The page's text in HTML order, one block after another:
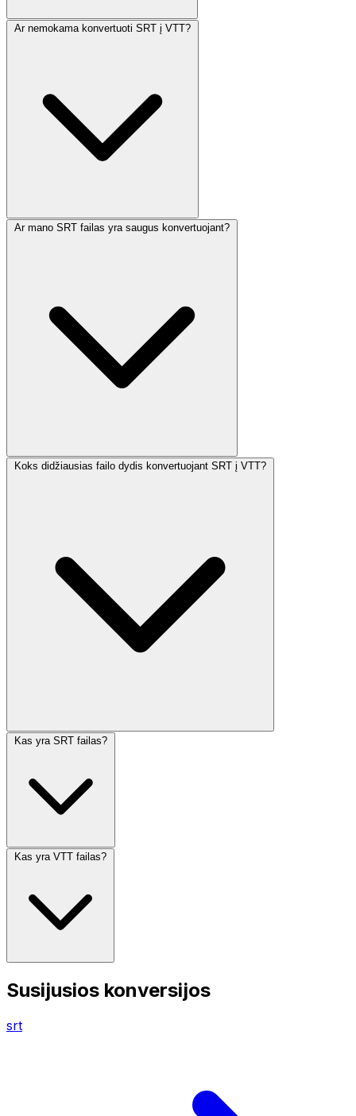
Ar nemokama konvertuoti SRT į VTT?
Ar mano SRT failas yra saugus konvertuojant?
Koks didžiausias failo dydis konvertuojant SRT į VTT?
Kas yra SRT failas?
Kas yra VTT failas?
Susijusios konversijos
srt